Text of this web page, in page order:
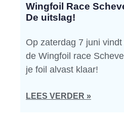
Wingfoil Race
De uitslag!
Op zaterdag 7 juni
de Wingfoil race
je foil alvast klaar!
LEES VERDER »